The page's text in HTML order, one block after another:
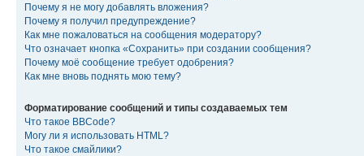
Почему я не могу добавлять вложения?
Почему я получил предупреждение?
Как мне пожаловаться на сообщения модератору?
Что означает кнопка «Сохранить» при создании сообщения?
Почему моё сообщение требует одобрения?
Как мне вновь поднять мою тему?
Форматирование сообщений и типы создаваемых тем
Что такое BBCode?
Могу ли я использовать HTML?
Что такое смайлики?